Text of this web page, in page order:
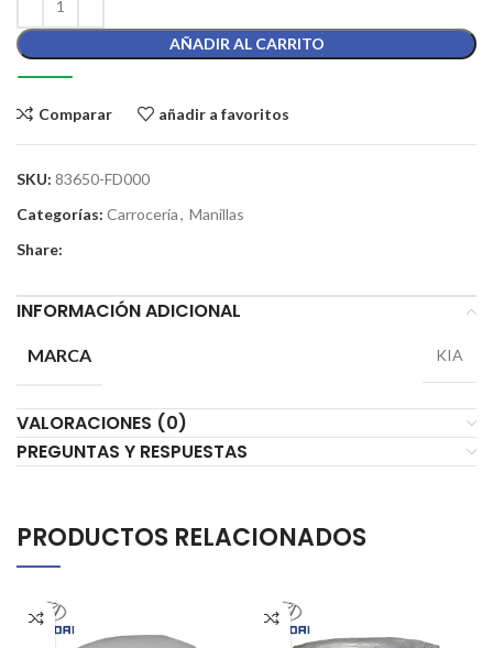
AÑADIR AL CARRITO
Comparar añadir a favoritos
SKU: 83650-FD000
Categorías: Carrocería, Manillas
Share:
INFORMACIÓN ADICIONAL
MARCA KIA
VALORACIONES (0)
PREGUNTAS Y RESPUESTAS
PRODUCTOS RELACIONADOS